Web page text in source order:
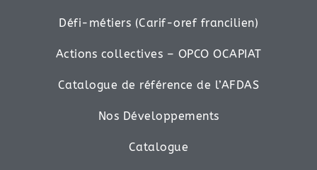
Défi-métiers (Carif-oref francilien)
Actions collectives – OPCO OCAPIAT
Catalogue de référence de l’AFDAS
Nos Développements
Catalogue